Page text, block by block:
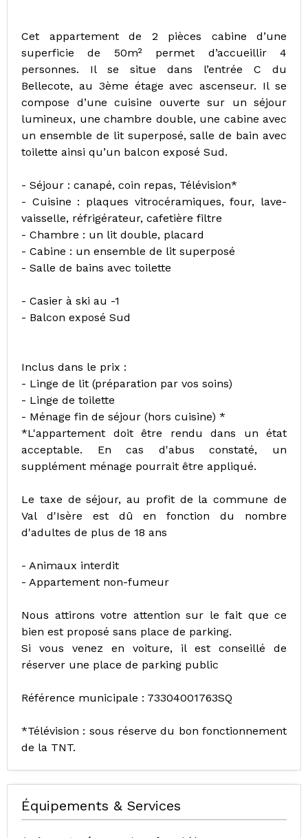
Cet appartement de 2 pièces cabine d’une
superficie de 50m² permet d’accueillir 4
personnes. Il se situe dans l’entrée C du
Bellecote, au 3ème étage avec ascenseur. Il se
compose d’une cuisine ouverte sur un séjour
lumineux, une chambre double, une cabine avec
un ensemble de lit superposé, salle de bain avec
toilette ainsi qu’un balcon exposé Sud.
- Séjour : canapé, coin repas, Télévision*
- Cuisine : plaques vitrocéramiques, four, lave-
vaisselle, réfrigérateur, cafetière filtre
- Chambre : un lit double, placard
- Cabine : un ensemble de lit superposé
- Salle de bains avec toilette
- Casier à ski au -1
- Balcon exposé Sud
Inclus dans le prix :
- Linge de lit (préparation par vos soins)
- Linge de toilette
- Ménage fin de séjour (hors cuisine) *
*L'appartement doit être rendu dans un état
acceptable. En cas d'abus constaté, un
supplément ménage pourrait être appliqué.
Le taxe de séjour, au profit de la commune de
Val d'Isère est dû en fonction du nombre
d'adultes de plus de 18 ans
- Animaux interdit
- Appartement non-fumeur
Nous attirons votre attention sur le fait que ce
bien est proposé sans place de parking.
Si vous venez en voiture, il est conseillé de
réserver une place de parking public
Référence municipale : 73304001763SQ
*Télévision : sous réserve du bon fonctionnement
de la TNT.
Équipements & Services